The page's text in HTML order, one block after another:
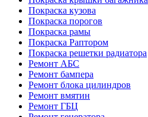
Покраска кузова
Покраска порогов
Покраска рамы
Покраска Раптором
Покраска решетки радиатора
Ремонт АБС
Ремонт бампера
Ремонт блока цилиндров
Ремонт вмятин
Ремонт ГБЦ